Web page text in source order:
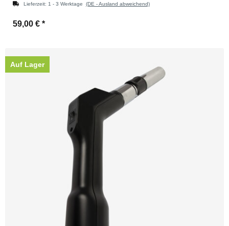
Lieferzeit: 1 - 3 Werktage (DE - Ausland abweichend)
59,00 € *
Auf Lager